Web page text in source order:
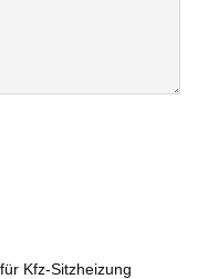
Kfz-Sitzheizung